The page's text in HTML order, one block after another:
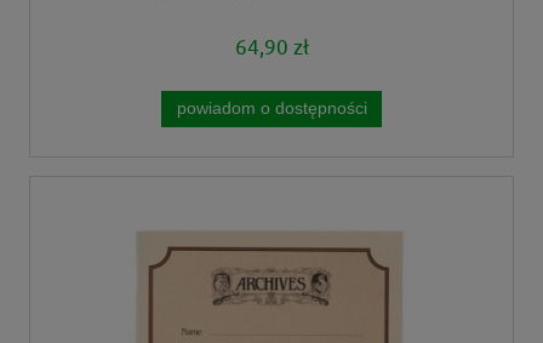
64,90 zł
powiadom o dostępności